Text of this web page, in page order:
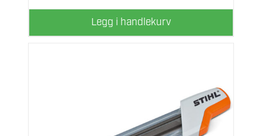
Legg i handlekurv